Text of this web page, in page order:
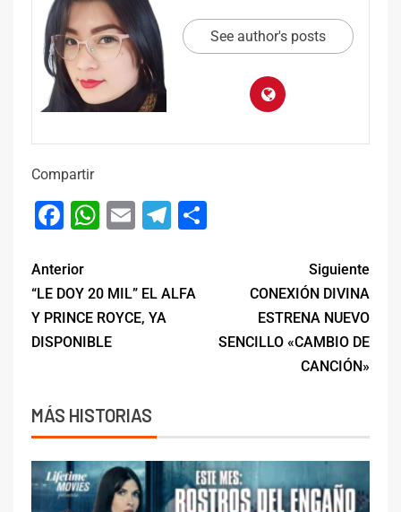
See author's posts
Compartir
Facebook
WhatsApp
EmailTelegram
Anterior
“LE DOY 20 MIL” EL ALFA
Y PRINCE ROYCE, YA
DISPONIBLE
Siguiente
CONEXIÓN DIVINA
ESTRENA NUEVO
SENCILLO «CAMBIO DE
CANCIÓN»
MÁS HISTORIAS